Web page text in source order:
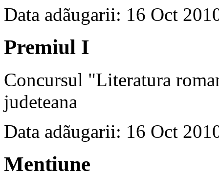
Data adãugarii: 16 Oct
Premiul I
Concursul "Literatura
judeteana
Data adãugarii: 16 Oct
Mentiune